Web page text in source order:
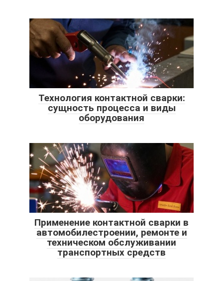
Технология контактной сварки:
сущность процесса и виды
оборудования
Применение контактной сварки в
автомобилестроении, ремонте и
техническом обслуживании
транспортных средств